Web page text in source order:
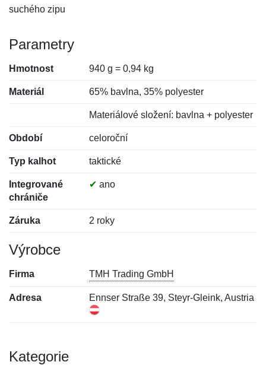
suchého zipu
Parametry
Hmotnost 940 g = 0,94 kg
Materiál 65% bavlna, 35% polyester
Materiálové složení: bavlna + polyester
Období celoroční
Typ kalhot taktické
Integrované
chrániče
✔ ano
Záruka 2 roky
Výrobce
Firma TMH Trading GmbH
Adresa Ennser Straße 39, Steyr-Gleink, Austria
Kategorie